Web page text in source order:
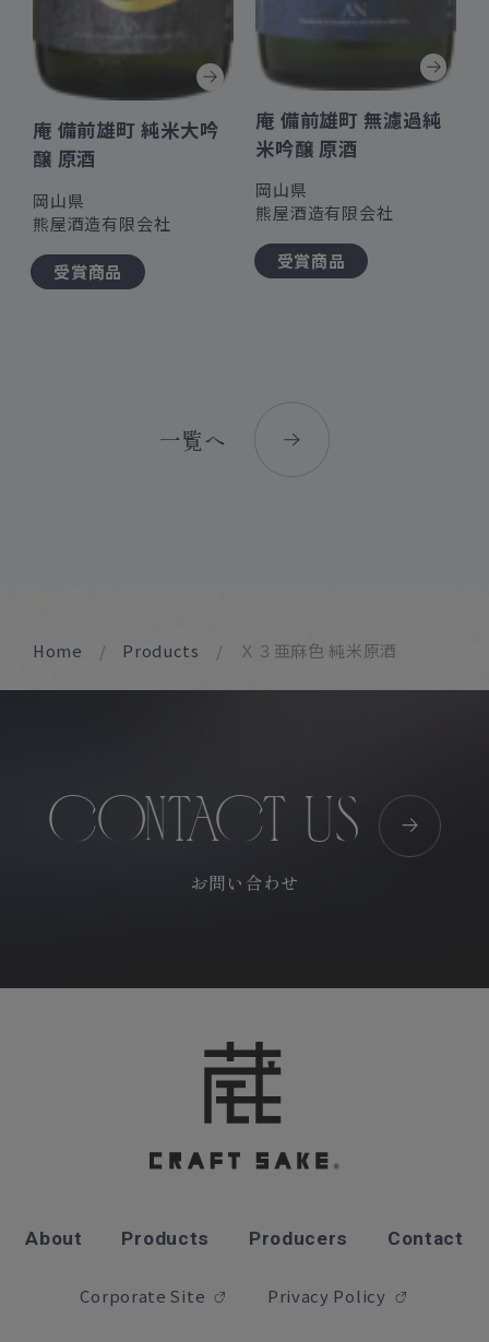
庵 備前雄町 純米大吟
醸 原酒
岡山県
熊屋酒造有限会社
受賞商品
庵 備前雄町 無濾過純
米吟醸 原酒
岡山県
熊屋酒造有限会社
受賞商品
一覧へ
Home Products Ｘ３亜麻色 純米原酒
CONTACT US
お問い合わせ
About Products Producers Contact
Corporate Site Privacy Policy